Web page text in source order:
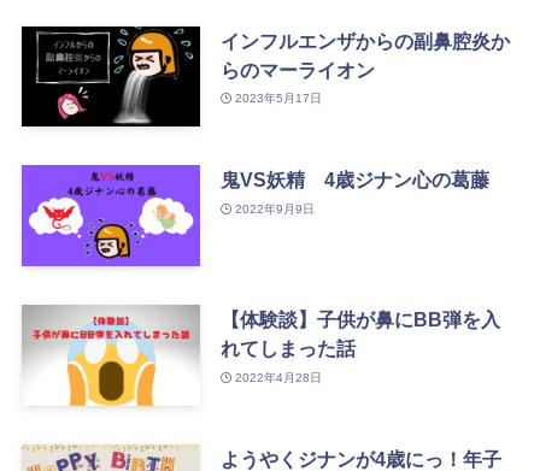
インフルエンザからの副鼻腔炎か
らのマーライオン
2023年5月17日
鬼VS妖精 4歳ジナン心の葛藤
2022年9月9日
【体験談】子供が鼻にBB弾を入
れてしまった話
2022年4月28日
ようやくジナンが4歳にっ！年子